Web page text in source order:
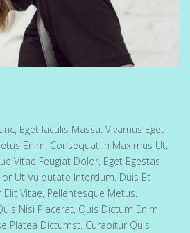
Eget Iaculis Massa. Vivamus Eget
Enim, Consequat In Maximus Ut,
Vitae Feugiat Dolor, Eget Egestas
Ut Vulputate Interdum. Duis Et
Vitae, Pellentesque Metus.
Nisi Placerat, Quis Dictum Enim
Platea Dictumst. Curabitur Quis